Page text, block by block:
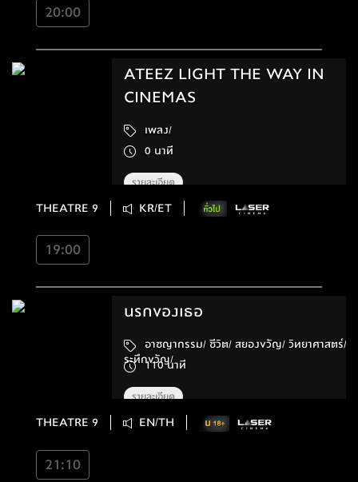
20:00
ATEEZ LIGHT THE WAY IN
CINEMAS
เพลง/
0 นาที
รายละเอียด
THEATRE 9 KR/ET
19:00
นรกของเธอ
ระทึกขวัญ/110 นาที
รายละเอียด
THEATRE 9 EN/TH
21:10